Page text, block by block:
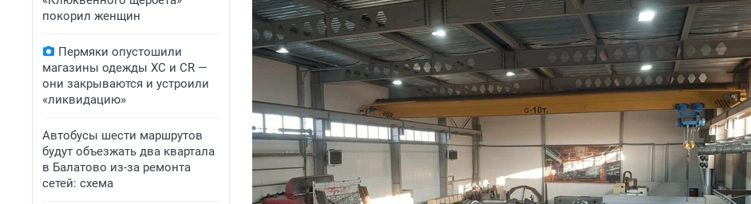
покорил женщин
Пермяки опустошили
магазины одежды XC и CR —
они закрываются и устроили
«ликвидацию»
Автобусы шести маршрутов
будут объезжать два квартала
в Балатово из-за ремонта
сетей: схема